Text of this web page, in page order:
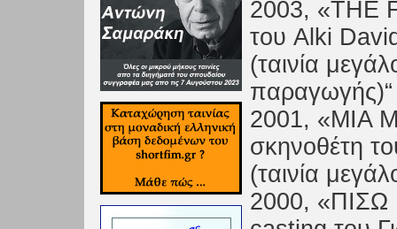
2003, «THE
του Alki
(ταινία
παραγωγής)“
2001, «ΜΙΑ
σκηνοθέτη
(ταινία
2000, «ΠΙΣΩ